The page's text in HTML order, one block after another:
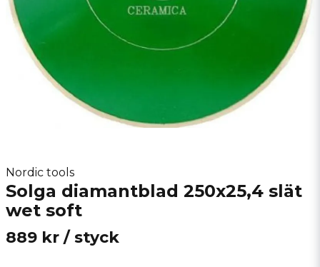
Nordic tools
Solga diamantblad 250x25,4 slät
wet soft
889 kr / styck